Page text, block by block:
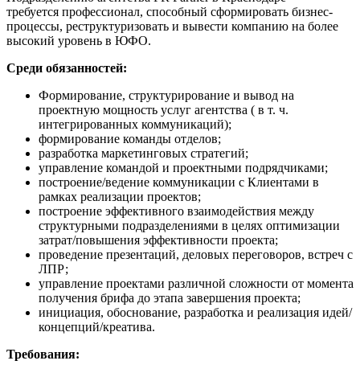
требуется профессионал, способный сформировать бизнес-
процессы, реструктуризовать и вывести компанию на более
высокий уровень в ЮФО.
Среди обязанностей:
Формирование, структурирование и вывод на
проектную мощность услуг агентства ( в т. ч.
интегрированных коммуникаций);
формирование команды отделов;
разработка маркетинговых стратегий;
управление командой и проектными подрядчиками;
построение/ведение коммуникации с Клиентами в
рамках реализации проектов;
построение эффективного взаимодействия между
структурными подразделениями в целях оптимизации
затрат/повышения эффективности проекта;
проведение презентаций, деловых переговоров, встреч с
ЛПР;
управление проектами различной сложности от момента
получения брифа до этапа завершения проекта;
инициация, обоснование, разработка и реализация идей/
концепций/креатива.
Требования: